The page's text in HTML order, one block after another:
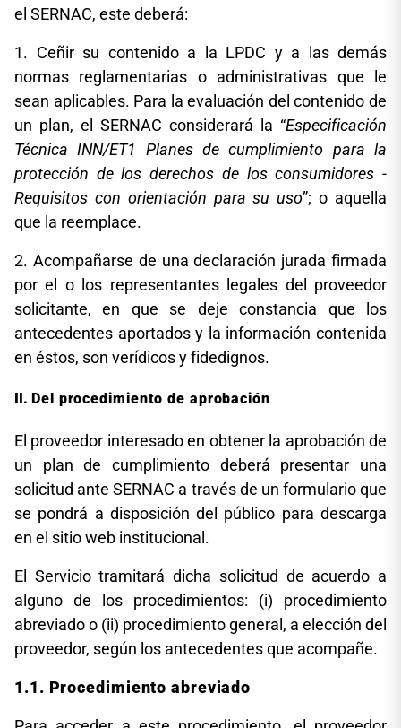
el SERNAC, este deberá:
1. Ceñir su contenido a la LPDC y a las demás
normas reglamentarias o administrativas que le
sean aplicables. Para la evaluación del contenido de
un plan, el SERNAC considerará la “Especificación
Técnica INN/ET1 Planes de cumplimiento para la
protección de los derechos de los consumidores -
Requisitos con orientación para su uso”; o aquella
que la reemplace.
2. Acompañarse de una declaración jurada firmada
por el o los representantes legales del proveedor
solicitante, en que se deje constancia que los
antecedentes aportados y la información contenida
en éstos, son verídicos y fidedignos.
Del procedimiento de aprobación
El proveedor interesado en obtener la aprobación de
un plan de cumplimiento deberá presentar una
solicitud ante SERNAC a través de un formulario que
se pondrá a disposición del público para descarga
en el sitio web institucional.
El Servicio tramitará dicha solicitud de acuerdo a
alguno de los procedimientos: (i) procedimiento
abreviado o (ii) procedimiento general, a elección del
proveedor, según los antecedentes que acompañe.
1.1. Procedimiento abreviado